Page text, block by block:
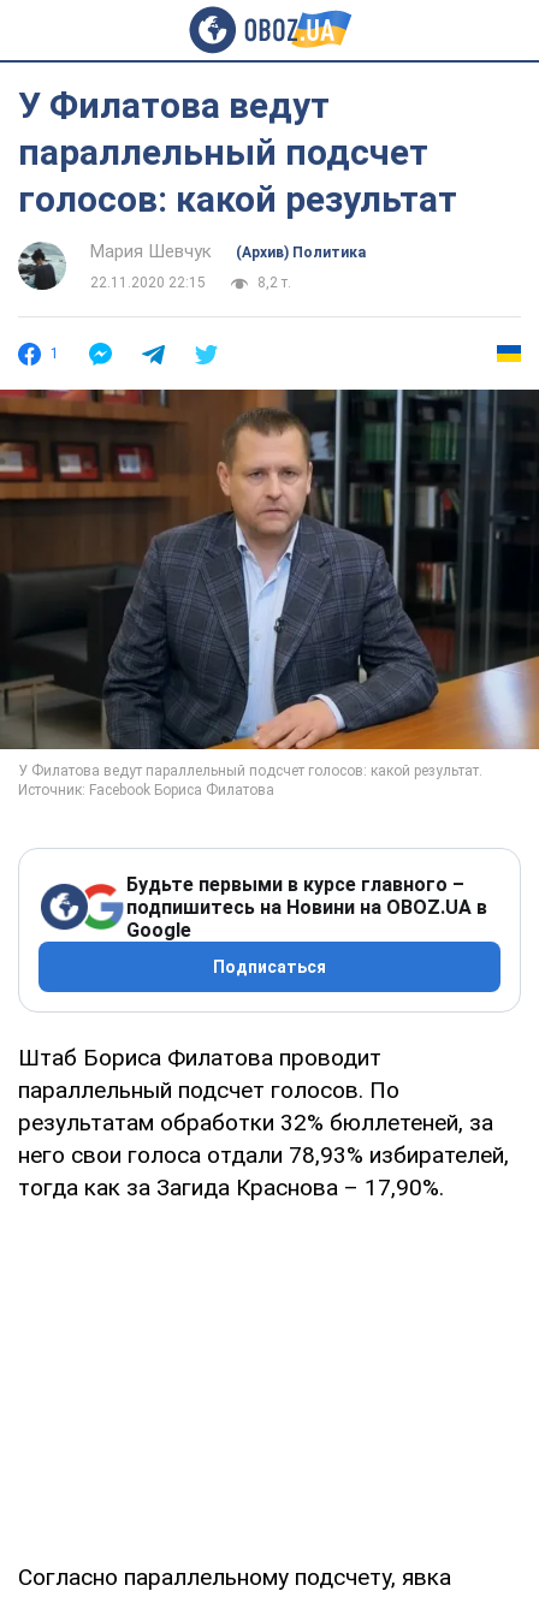
У Филатова ведут
параллельный подсчет
голосов: какой результат
Мария Шевчук
(Архив) Политика
22.11.2020 22:15
8,2 т.
1
Будьте первыми в курсе главного –
подпишитесь на Новини на OBOZ.UA в
Google
Подписаться
Штаб Бориса Филатова проводит
параллельный подсчет голосов. По
результатам обработки 32% бюллетеней, за
него свои голоса отдали 78,93% избирателей,
тогда как за Загида Краснова – 17,90%.
Согласно параллельному подсчету, явка